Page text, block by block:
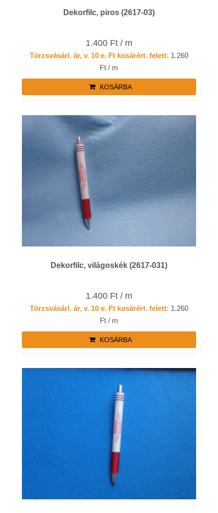
Dekorfilc, piros (2617-03)
1.400 Ft / m
Törzsvásárl. ár, v. 10 e. Ft kosárért. felett: 1.260
Ft / m
KOSÁRBA
Dekorfilc, világoskék (2617-031)
1.400 Ft / m
Törzsvásárl. ár, v. 10 e. Ft kosárért. felett: 1.260
Ft / m
KOSÁRBA